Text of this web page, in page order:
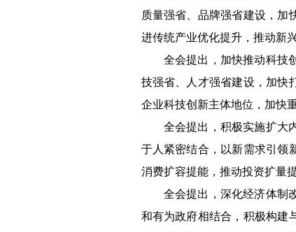
质量强省、品牌强省建设，加
进传统产业优化提升，推动新
全会提出，加快推动科技
技强省、人才强省建设，加快
企业科技创新主体地位，加快
全会提出，积极实施扩大
于人紧密结合，以新需求引领
消费扩容提能，推动投资扩量
全会提出，深化经济体制
和有为政府相结合，积极构建